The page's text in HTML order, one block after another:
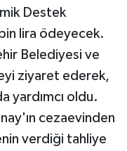
Destek
lira ödeyecek.
Belediyesi ve
ziyaret ederek,
yardımcı oldu.
cezaevinden
verdiği tahliye